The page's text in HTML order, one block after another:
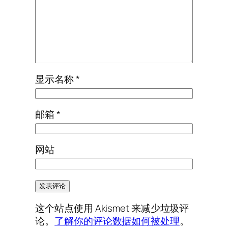
显示名称*
邮箱*
网站
这个站点使用 Akismet 来减少垃圾评
论。 了解你的评论数据如何被处理。